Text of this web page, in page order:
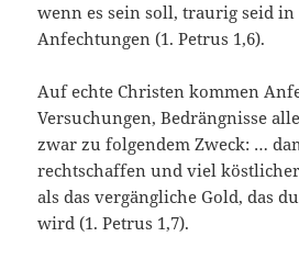
wenn es sein soll, traurig seid
Anfechtungen (1. Petrus 1,6).
Auf echte Christen kommen
Versuchungen, Bedrängnisse
zwar zu folgendem Zweck: …
rechtschaffen und viel
als das vergängliche Gold, das
wird (1. Petrus 1,7).